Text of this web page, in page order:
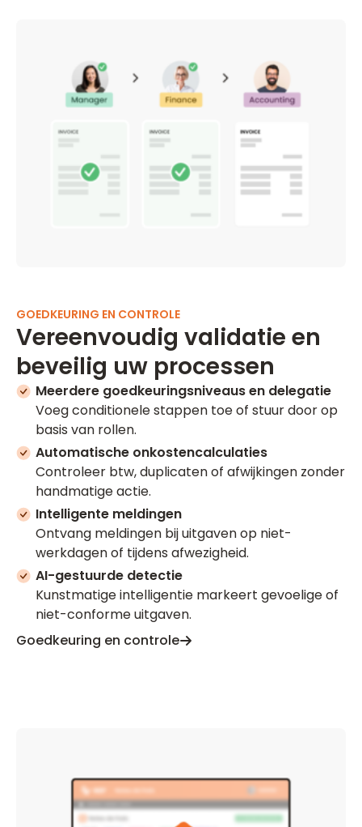
GOEDKEURING EN CONTROLE
Vereenvoudig validatie en
beveilig uw processen
Meerdere goedkeuringsniveaus en delegatie
Voeg conditionele stappen toe of stuur door op
basis van rollen.
Automatische onkostencalculaties
Controleer btw, duplicaten of afwijkingen zonder
handmatige actie.
Intelligente meldingen
Ontvang meldingen bij uitgaven op niet-
werkdagen of tijdens afwezigheid.
AI-gestuurde detectie
Kunstmatige intelligentie markeert gevoelige of
niet-conforme uitgaven.
Goedkeuring en controle